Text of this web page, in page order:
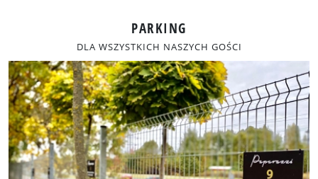
PARKING
DLA WSZYSTKICH NASZYCH GOŚCI